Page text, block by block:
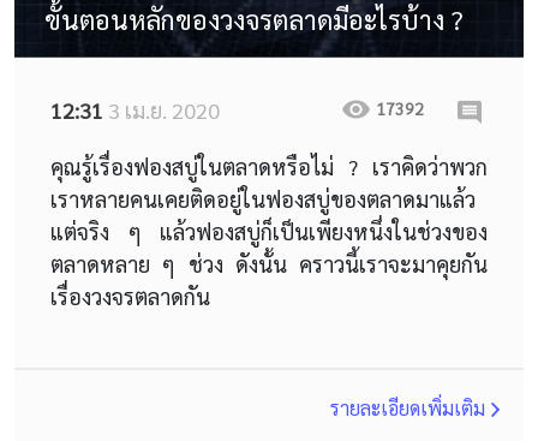
ขั้นตอนหลักของวงจรตลาดมีอะไรบ้าง ?
12:31 3 เม.ย. 2020 17392
คุณรู้เรื่องฟองสบู่ในตลาดหรือไม่ ? เราคิดว่าพวก
เราหลายคนเคยติดอยู่ในฟองสบู่ของตลาดมาแล้ว
แต่จริง ๆ แล้วฟองสบู่ก็เป็นเพียงหนึ่งในช่วงของ
ตลาดหลาย ๆ ช่วง ดังนั้น คราวนี้เราจะมาคุยกัน
เรื่องวงจรตลาดกัน
รายละเอียดเพิ่มเติม